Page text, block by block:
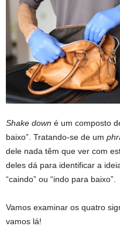
Shake down é um composto
baixo”. Tratando-se de um
dele nada têm que ver com
deles dá para identificar a
“caindo” ou “indo para baixo”.
Vamos examinar os quatro
vamos lá!